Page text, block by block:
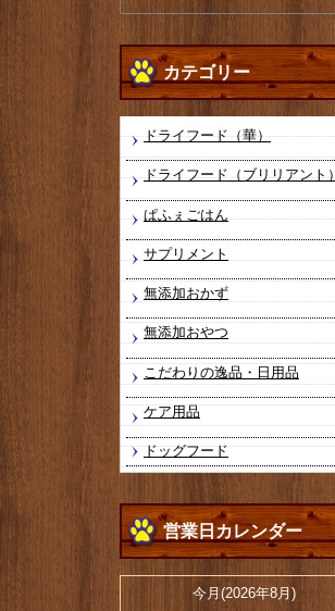
カテゴリー
ドライフード（華）
ドライフード（ブリリアント）
ぱふぇごはん
サプリメント
無添加おかず
無添加おやつ
こだわりの逸品・日用品
ケア用品
ドッグフード
営業日カレンダー
今月(2026年8月)